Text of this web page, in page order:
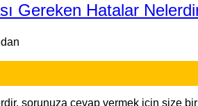
Gereken Hatalar
sorunuza cevap vermek için size